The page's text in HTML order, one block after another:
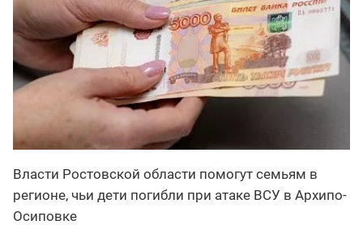
Власти Ростовской области помогут семьям в
регионе, чьи дети погибли при атаке ВСУ в Архипо-
Осиповке